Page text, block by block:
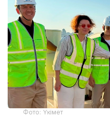
Фото: Үкімет